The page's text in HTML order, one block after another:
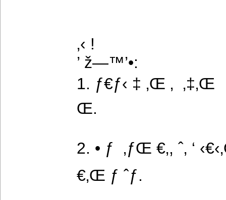
‚‹ !
’ ž—™’•:
1. ƒ€ƒ‹ ‡ ‚Œ ‚  ‚‡‚Œ
Œ.
2. • ƒ  ‚ƒŒ €‚, ˆ‚ ‘
€‚Œ ƒ ˆƒ.